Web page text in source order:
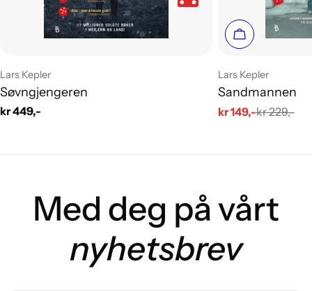
Leverandør:
Lars Kepler
Søvngjengeren
Vanlig
kr 449,-
Legg i
Leverandør:
Lars Kepler
Sandmannen
Salgs
kr 149,-
Vanlig kr 229,-
Med deg på vårt
nyhetsbrev